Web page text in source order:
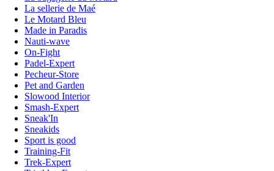
La sellerie de Maé
Le Motard Bleu
Made in Paradis
Nauti-wave
On-Fight
Padel-Expert
Pecheur-Store
Pet and Garden
Slowood Interior
Smash-Expert
Sneak'In
Sneakids
Sport is good
Training-Fit
Trek-Expert